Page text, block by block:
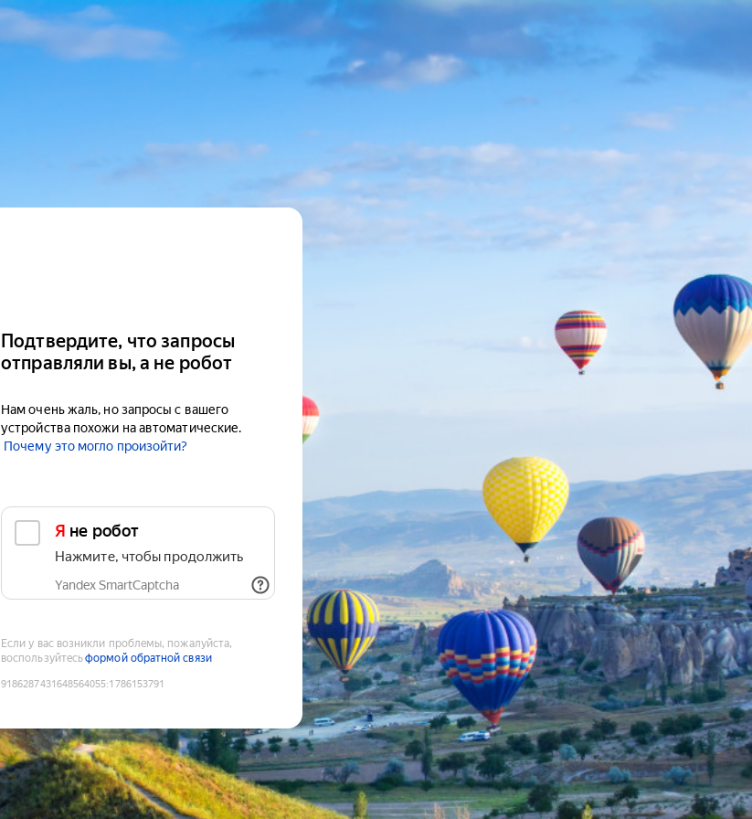
Подтвердите, что запросы
отправляли вы, а не робот
Нам очень жаль, но запросы с вашего
устройства похожи на автоматические.
Почему это могло произойти?
Я не робот
Нажмите, чтобы продолжить
Yandex SmartCaptcha
Если у вас возникли проблемы, пожалуйста,
воспользуйтесьформой обратной связи
9186287431648564055:1786153791